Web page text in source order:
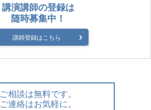
講演講師の登録は
随時募集中！
講師登録はこちら
ご相談は無料です。
ご連絡はお気軽に。